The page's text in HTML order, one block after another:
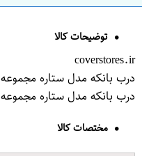
توضیحات کالا
coverstores.ir
درب بانکه مدل ستاره مجموعه 6 عددی
درب بانکه مدل ستاره مجموعه 6 عددی
مختصات کالا